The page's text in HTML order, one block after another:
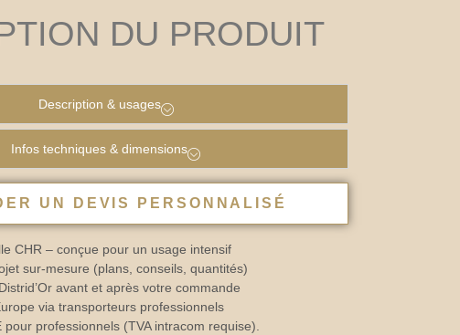
DU PRODUIT
Description & usages
Infos techniques & dimensions
UN DEVIS PERSONNALISÉ
CHR – conçue pour un usage intensif
sur-mesure (plans, conseils, quantités)
avant et après votre commande
via transporteurs professionnels
professionnels (TVA intracom requise).